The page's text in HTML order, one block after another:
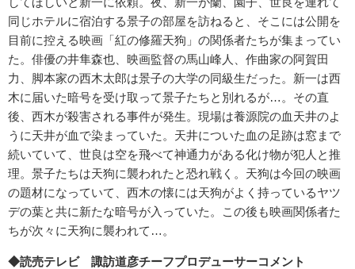
同じホテルに宿泊する景子の部屋を訪ねると、そこには公開を
目前に控える映画「紅の修羅天狗」の関係者たちが集まってい
た。俳優の井隼森也、映画監督の馬山峰人、作曲家の阿賀田
力、脚本家の西木太郎は景子の大学の同級生だった。新一は西
木に届いた暗号を受け取って景子たちと別れるが…。その直
後、西木が殺害される事件が発生。現場は養源院の血天井のよ
うに天井が血で染まっていた。天井についた血の足跡は窓まで
続いていて、世良は空を飛べて神通力がある化け物が犯人と推
理。景子たちは天狗に襲われたと恐れ戦く。天狗は今回の映画
の題材になっていて、西木の懐には天狗がよく持っているヤツ
デの葉と共に新たな暗号が入っていた。この後も映画関係者た
ちが次々に天狗に襲われて…。
◆読売テレビ 諏訪道彦チーフプロデューサーコメント